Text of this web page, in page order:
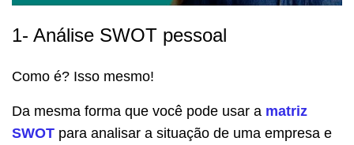
1- Análise SWOT pessoal
Como é? Isso mesmo!
Da mesma forma que você pode usar a matriz
SWOT para analisar a situação de uma empresa e